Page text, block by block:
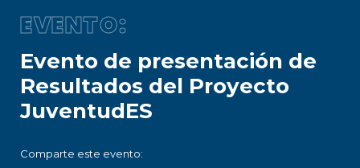
EVENTO:
Evento de presentación de
Resultados del Proyecto
JuventudES
Comparte este evento: